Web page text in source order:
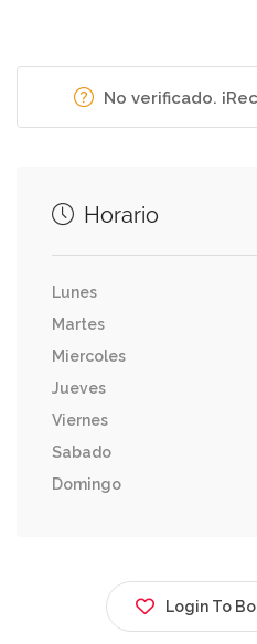
No verificado.
Horario
Lunes
Martes
Miercoles
Jueves
Viernes
Sabado
Domingo
Login To